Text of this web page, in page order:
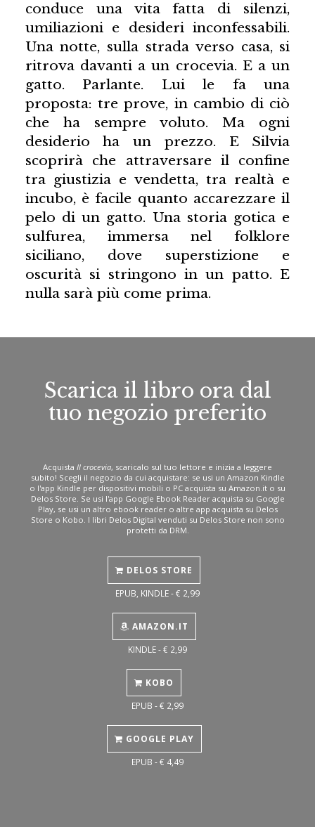
conduce una vita fatta di silenzi,
umiliazioni e desideri inconfessabili.
Una notte, sulla strada verso casa, si
ritrova davanti a un crocevia. E a un
gatto. Parlante. Lui le fa una
proposta: tre prove, in cambio di ciò
che ha sempre voluto. Ma ogni
desiderio ha un prezzo. E Silvia
scoprirà che attraversare il confine
tra giustizia e vendetta, tra realtà e
incubo, è facile quanto accarezzare il
pelo di un gatto. Una storia gotica e
sulfurea, immersa nel folklore
siciliano, dove superstizione e
oscurità si stringono in un patto. E
nulla sarà più come prima.
Scarica il libro ora dal
tuo negozio preferito
Acquista Il crocevia, scaricalo sul tuo lettore e inizia a leggere
subito! Scegli il negozio da cui acquistare: se usi un Amazon Kindle
o l'app Kindle per dispositivi mobili o PC acquista su Amazon.it o su
Delos Store. Se usi l'app Google Ebook Reader acquista su Google
Play, se usi un altro ebook reader o altre app acquista su Delos
Store o Kobo. I libri Delos Digital venduti su Delos Store non sono
protetti da DRM.
DELOS STORE
EPUB, KINDLE - € 2,99
AMAZON.IT
KINDLE - € 2,99
KOBO
EPUB - € 2,99
GOOGLE PLAY
EPUB - € 4,49